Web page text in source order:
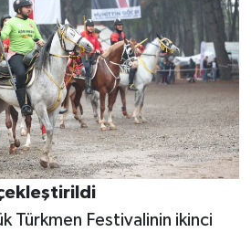
Türkmen Festivalinin ikinci